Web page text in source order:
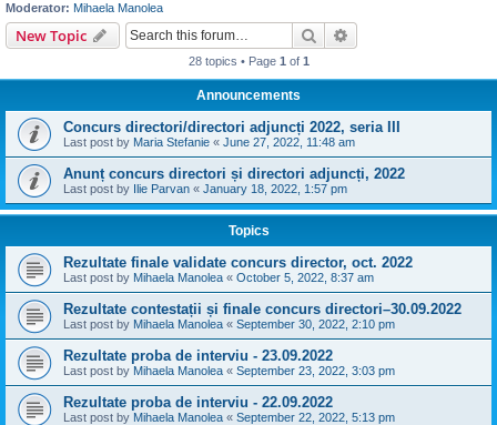
Moderator: Mihaela Manolea
New Topic Search
28 topics • Page 1 of 1
Announcements
Concurs directori/directori adjuncți 2022, seria III
Last post by Maria Stefanie « June 27, 2022, 11:48 am
Anunț concurs directori și directori adjuncți, 2022
Last post by Ilie Parvan « January 18, 2022, 1:57 pm
Topics
Rezultate finale validate concurs director, oct. 2022
Last post by Mihaela Manolea « October 5, 2022, 8:37 am
Rezultate contestații și finale concurs directori–30.09.2022
Last post by Mihaela Manolea « September 30, 2022, 2:10 pm
Rezultate proba de interviu - 23.09.2022
Last post by Mihaela Manolea « September 23, 2022, 3:03 pm
Rezultate proba de interviu - 22.09.2022
Last post by Mihaela Manolea « September 22, 2022, 5:13 pm